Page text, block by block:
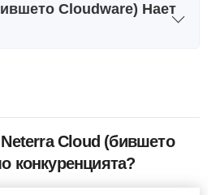
Cloudware) Нает
2 x Xeon E5450
16GB
Cloud (бившето
конкуренцията?